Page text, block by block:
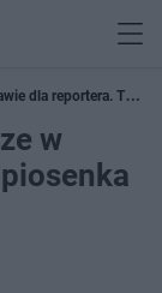
dla reportera. Ta
w